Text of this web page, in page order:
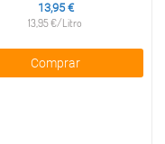
13,95 €
13,95 €/Litro
Comprar